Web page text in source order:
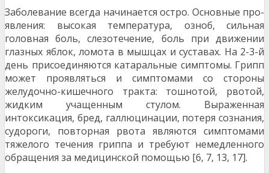
Заболевание всегда начинается остро. Основные про­
явления: высокая температура, озноб, сильная
головная боль, слезотечение, боль при движении
глазных яблок, ломота в мышцах и суставах. На 2-3-й
день присоединя­ются катаральные симптомы. Грипп
может проявляться и симптомами со стороны
желудочно-кишечного тракта: тошнотой, рвотой,
жидким учащенным стулом. Выражен­ная
интоксикация, бред, галлюцинации, потеря сознания,
судороги, повторная рвота являются симптомами
тяжело­го течения гриппа и требуют немедленного
обращения за медицинской помощью [6, 7, 13, 17].